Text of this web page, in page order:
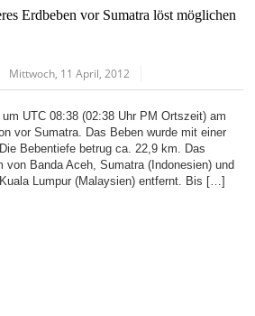
Erdbeben vor Sumatra löst möglichen
Mittwoch, 11 April, 2012
UTC 08:38 (02:38 Uhr PM Ortszeit) am
vor Sumatra. Das Beben wurde mit einer
Bebentiefe betrug ca. 22,9 km. Das
von Banda Aceh, Sumatra (Indonesien) und
Lumpur (Malaysien) entfernt. Bis […]